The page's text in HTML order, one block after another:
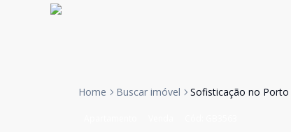
Home Buscar imóvel Sofisticação no